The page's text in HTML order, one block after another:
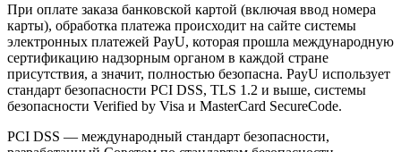
При оплате заказа банковской картой (включая ввод номера
карты), обработка платежа происходит на сайте системы
электронных платежей PayU, которая прошла международную
сертификацию надзорным органом в каждой стране
присутствия, а значит, полностью безопасна. PayU использует
стандарт безопасности PCI DSS, TLS 1.2 и выше, системы
безопасности Verified by Visa и MasterCard SecureCode.
PCI DSS — международный стандарт безопасности,